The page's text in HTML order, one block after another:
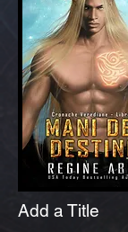
Add a Title